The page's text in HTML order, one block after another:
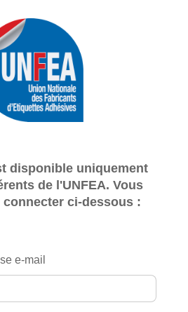
disponible uniquement
de l'UNFEA. Vous
connecter ci-dessous :
e-mail